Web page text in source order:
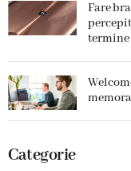
Fare
termine
Categorie